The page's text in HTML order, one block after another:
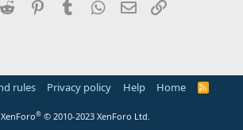
Reddit PinterestTumblr WhatsApp
Email
rules Privacy policy Help Home
R
® © 2010-2023 XenForo Ltd.